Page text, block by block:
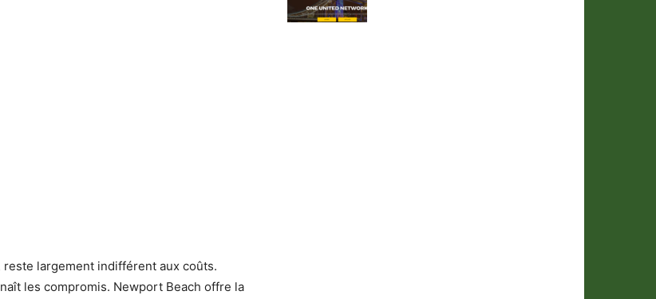
largement indifférent aux coûts.
les compromis. Newport Beach offre la